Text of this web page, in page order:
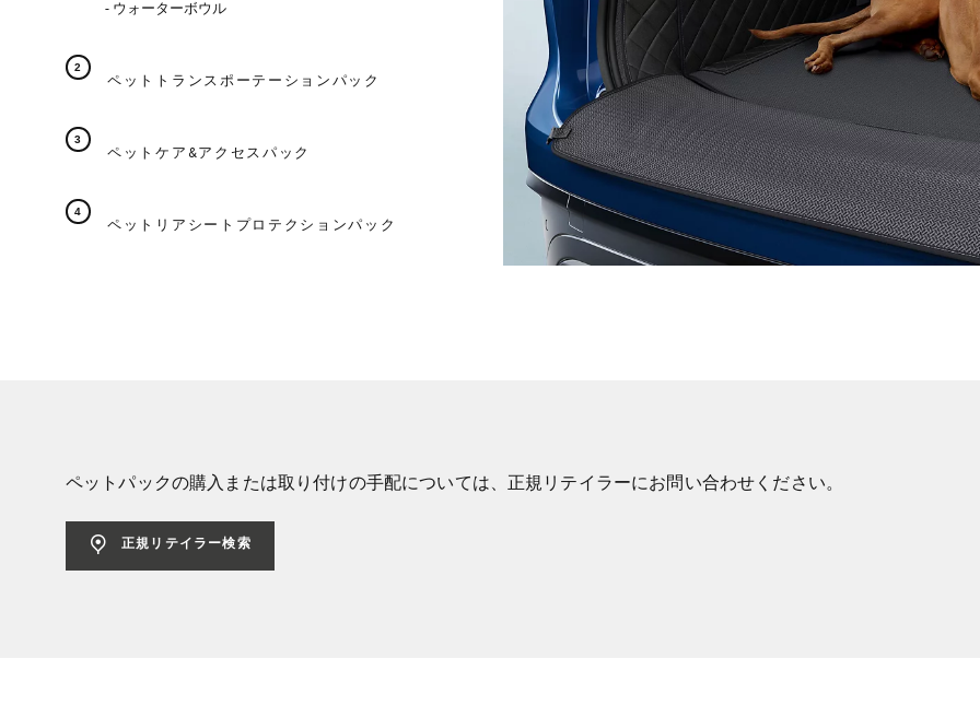
- ウォーターボウル
ペットトランスポーテーションパック
ペットケア&アクセスパック
ペットリアシートプロテクションパック
ペットパックの購入または取り付けの手配については、正規リテイラーにお問い合わせください。
正規リテイラー検索